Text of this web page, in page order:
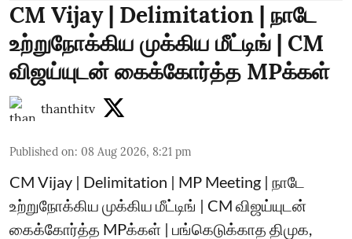
CM Vijay | Delimitation | நாடே
உற்றுநோக்கிய முக்கிய மீட்டிங் | CM
விஜய்யுடன் கைக்கோர்த்த MPக்கள்
thanthitv
Published on: 08 Aug 2026, 8:21 pm
CM Vijay | Delimitation | MP Meeting | நாடே
உற்றுநோக்கிய முக்கிய மீட்டிங் | CM விஜய்யுடன்
கைக்கோர்த்த MPக்கள் | பங்கெடுக்காத திமுக,